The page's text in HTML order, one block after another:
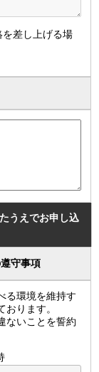
差し上げる場
うえでお申し込
守事項
る環境を維持す
ります。
ないことを誓約